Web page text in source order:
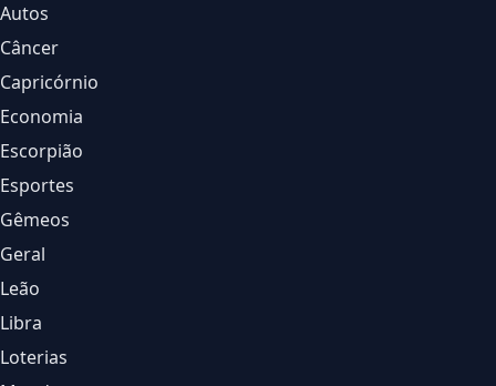
Autos
Câncer
Capricórnio
Economia
Escorpião
Esportes
Gêmeos
Geral
Leão
Libra
Loterias